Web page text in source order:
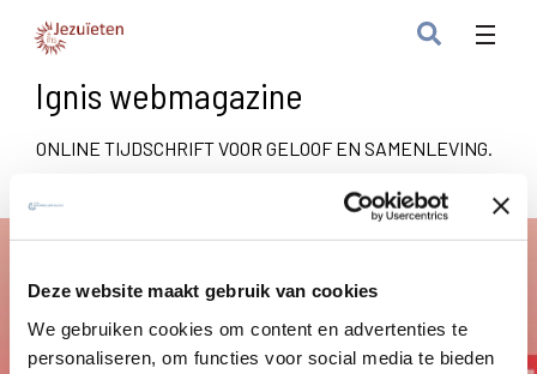
Deze website maakt gebruik van cookies
We gebruiken cookies om content en advertenties te
personaliseren, om functies voor social media te bieden
Ignis webmagazine
ONLINE TIJDSCHRIFT VOOR GELOOF EN SAMENLEVING.